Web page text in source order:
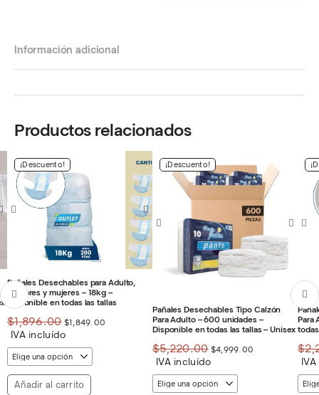
Información adicional
Productos relacionados
¡Descuento!
Pañales Desechables para Adulto,
hombres y mujeres – 18kg –
Disponible en todas las tallas
$1,896.00 El
precio
original
era:
$1,896.00.
$1,849.00
IVA incluído
Añadir al carrito
¡Descuento!
Pañales Desechables Tipo Calzón
Para Adulto – 600 unidades –
Disponible en todas las tallas – Unisex
$5,220.00 El
precio
original
era:
$5,220.00.
$4,999.00
$4,999.00.
IVA incluído
Para
$